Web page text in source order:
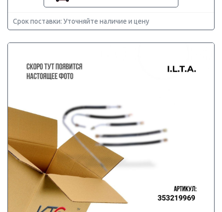
Срок поставки: Уточняйте наличие и цену